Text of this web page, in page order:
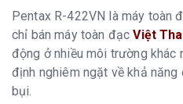
Pentax R-422VN là máy toàn
chỉ bán máy toàn đạcViệt
động ở nhiều môi trường khác
định nghiêm ngặt về khả năng
bụi.